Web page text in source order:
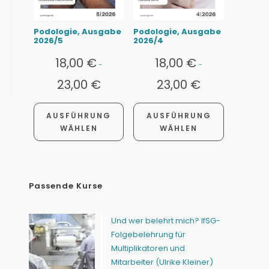
Podologie, Ausgabe
2026/5
18,00 €-
23,00 €
AUSFÜHRUNG
WÄHLEN
Podologie, Ausgabe
2026/4
18,00 €-
23,00 €
AUSFÜHRUNG
WÄHLEN
Passende Kurse
Und wer belehrt mich? IfSG-
Folgebelehrung für
Multiplikatoren und
Mitarbeiter (Ulrike Kleiner)